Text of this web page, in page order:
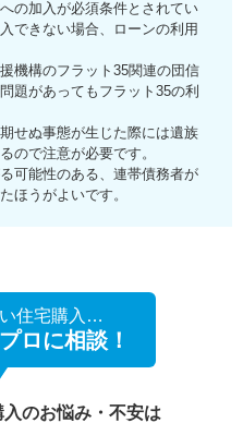
の加入が必須条件とされてい
できない場合、ローンの利用
機構のフラット35関連の団信
題があってもフラット35の利
せぬ事態が生じた際には遺族
ので注意が必要です。
可能性のある、連帯債務者が
ほうがよいです。
住宅購入…
ロに相談！
のお悩み・不安は